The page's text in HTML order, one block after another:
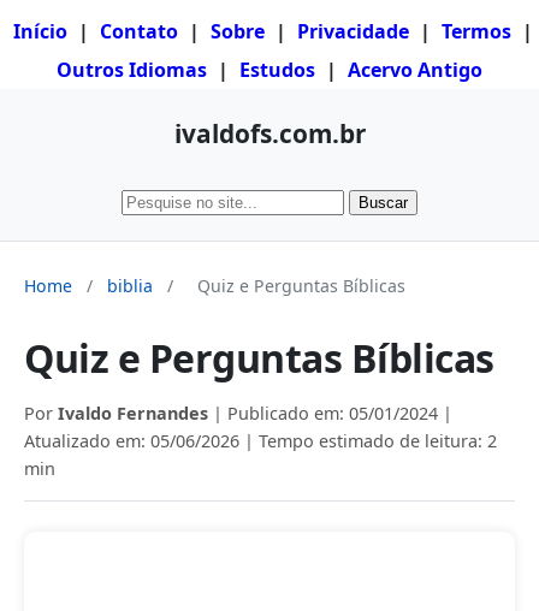
Início | Contato | Sobre | Privacidade | Termos |
Outros Idiomas | Estudos | Acervo Antigo
ivaldofs.com.br
Buscar
Home / biblia / Quiz e Perguntas Bíblicas
Quiz e Perguntas Bíblicas
Por Ivaldo Fernandes | Publicado em: 05/01/2024 |
Atualizado em: 05/06/2026 | Tempo estimado de leitura: 2
min